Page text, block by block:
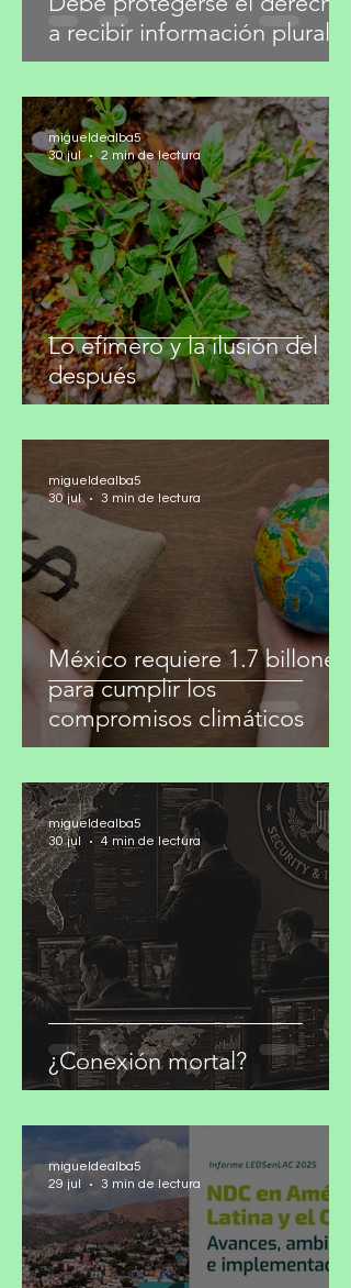
Debe protegerse el derecho
a recibir información plural
Lo efímero y la ilusión del
después
migueldealba5
30 jul
2 min de lectura
México requiere 1.7 billones
para cumplir los
compromisos climáticos
migueldealba5
30 jul
3 min de lectura
¿Conexión mortal?
migueldealba5
30 jul
4 min de lectura
migueldealba5
29 jul
3 min de lectura